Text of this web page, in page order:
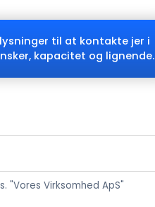
til at kontakte jer i
kapacitet og lignende.
"Vores Virksomhed ApS"